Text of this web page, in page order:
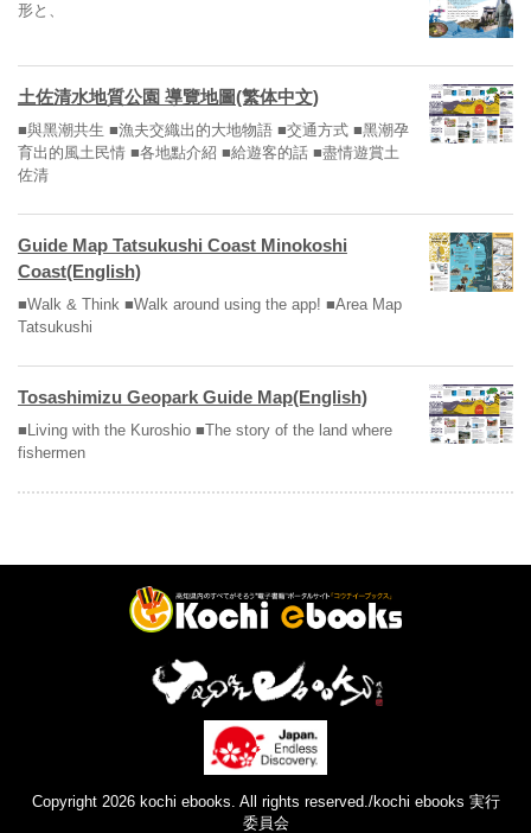
形と、
土佐清水地質公園 導覽地圖(繁体中文)
■與黑潮共生 ■漁夫交織出的大地物語 ■交通方式 ■黑潮孕
育出的風土民情 ■各地點介紹 ■給遊客的話 ■盡情遊賞土
佐清
Guide Map Tatsukushi Coast Minokoshi
Coast(English)
■Walk & Think ■Walk around using the app! ■Area Map
Tatsukushi
Tosashimizu Geopark Guide Map(English)
■Living with the Kuroshio ■The story of the land where
fishermen
Copyright 2026 kochi ebooks. All rights reserved./kochi ebooks 実行
委員会